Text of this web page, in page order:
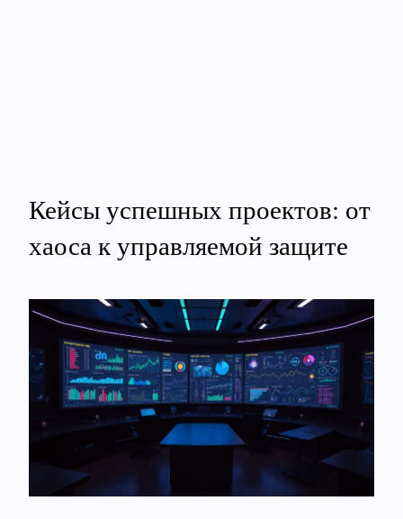
Кейсы успешных проектов: от
хаоса к управляемой защите